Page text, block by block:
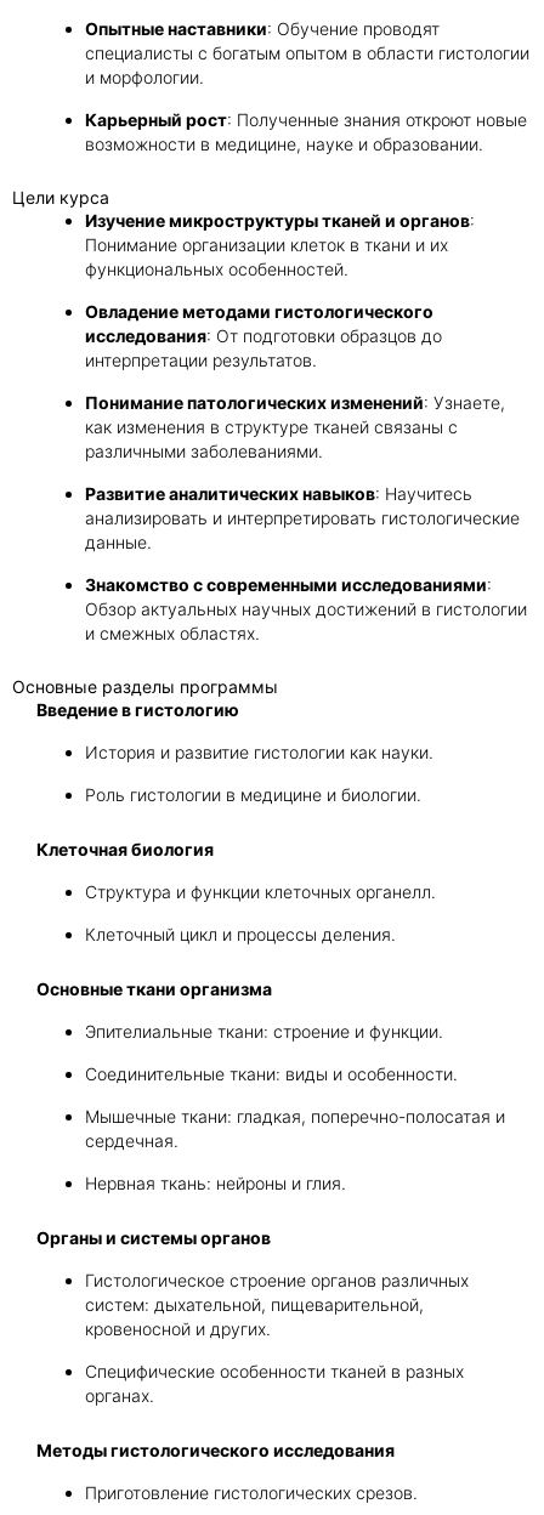
Опытные наставники: Обучение проводят
специалисты с богатым опытом в области гистологии
и морфологии.
Карьерный рост: Полученные знания откроют новые
возможности в медицине, науке и образовании.
Цели курса
Изучение микроструктуры тканей и органов:
Понимание организации клеток в ткани и их
функциональных особенностей.
Овладение методами гистологического
исследования: От подготовки образцов до
интерпретации результатов.
Понимание патологических изменений: Узнаете,
как изменения в структуре тканей связаны с
различными заболеваниями.
Развитие аналитических навыков: Научитесь
анализировать и интерпретировать гистологические
данные.
Знакомство с современными исследованиями:
Обзор актуальных научных достижений в гистологии
и смежных областях.
Основные разделы программы
Введение в гистологию
История и развитие гистологии как науки.
Роль гистологии в медицине и биологии.
Клеточная биология
Структура и функции клеточных органелл.
Клеточный цикл и процессы деления.
Основные ткани организма
Эпителиальные ткани: строение и функции.
Соединительные ткани: виды и особенности.
Мышечные ткани: гладкая, поперечно-полосатая и
сердечная.
Нервная ткань: нейроны и глия.
Органы и системы органов
Гистологическое строение органов различных
систем: дыхательной, пищеварительной,
кровеносной и других.
Специфические особенности тканей в разных
органах.
Методы гистологического исследования
Приготовление гистологических срезов.